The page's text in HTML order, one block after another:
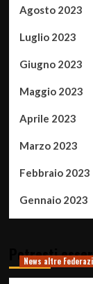
Agosto 2023
Luglio 2023
Giugno 2023
Maggio 2023
Aprile 2023
Marzo 2023
Febbraio 2023
Gennaio 2023
Potresti
News altre